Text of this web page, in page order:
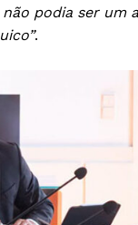
podia ser um
.